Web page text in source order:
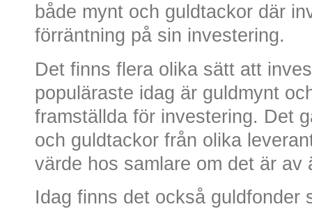
både mynt och guldtackor där
förräntning på sin investering.
Det finns flera olika sätt att
populäraste idag är guldmynt
framställda för investering. Det
och guldtackor från olika
värde hos samlare om det är av
Idag finns det också guldfonder